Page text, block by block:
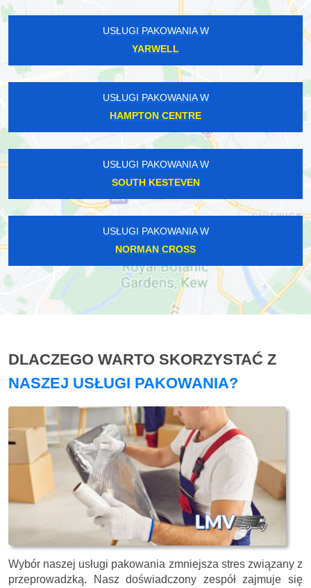
USŁUGI PAKOWANIA W
YARWELL
USŁUGI PAKOWANIA W
HAMPTON CENTRE
USŁUGI PAKOWANIA W
SOUTH KESTEVEN
USŁUGI PAKOWANIA W
NORMAN CROSS
DLACZEGO WARTO SKORZYSTAĆ Z
NASZEJ USŁUGI PAKOWANIA?
Wybór naszej usługi pakowania zmniejsza stres związany z
przeprowadzką. Nasz doświadczony zespół zajmuje się